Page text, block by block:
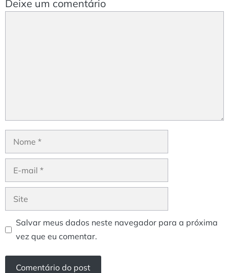
Deixe um comentário
Nome
Site
Salvar meus dados neste navegador para a próxima
vez que eu comentar.